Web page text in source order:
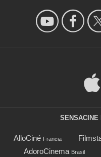
SENSACINE
AlloCiné Francia
AdoroCinema Brasil